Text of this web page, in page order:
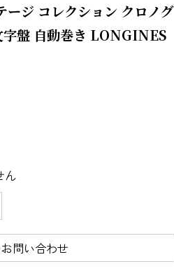
ージ コレクション クロノグ
盤 自動巻き LONGINES
ん
問い合わせ